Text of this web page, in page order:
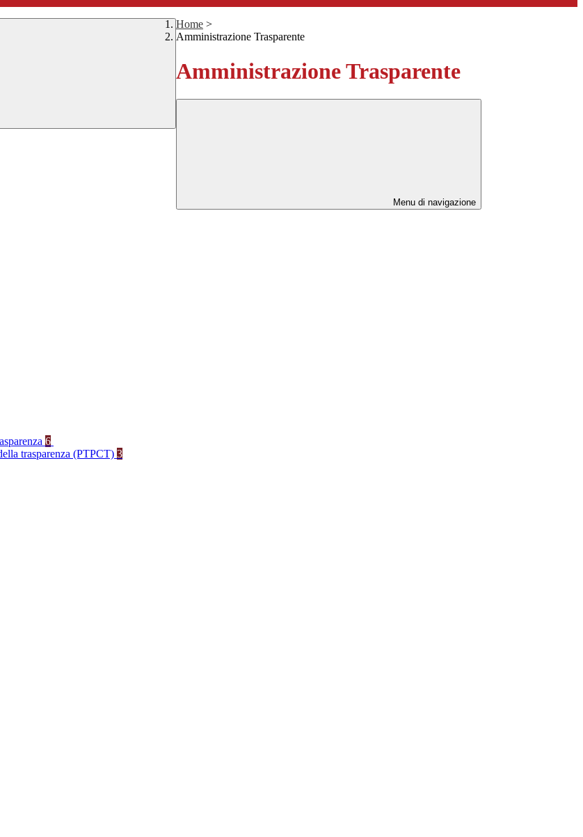
Home >
Amministrazione Trasparente
Amministrazione Trasparente
Menu di navigazione
6
trasparenza (PTPCT) 3